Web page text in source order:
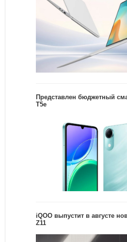
Представлен бюджетный
T5e
iQOO выпустит в августе
Z11